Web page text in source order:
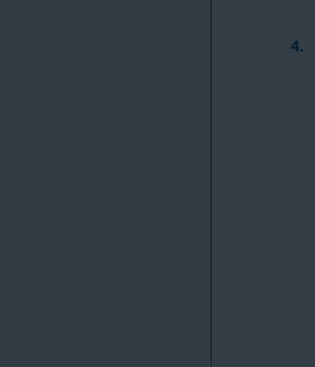
4.